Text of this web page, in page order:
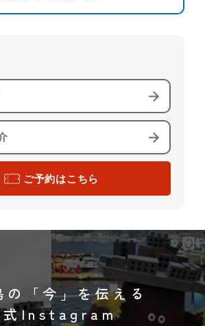
ご予約はこちら
の「今」を伝える
式Instagram